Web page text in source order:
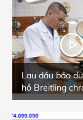
Lau dầu bảo
hồ Breitling